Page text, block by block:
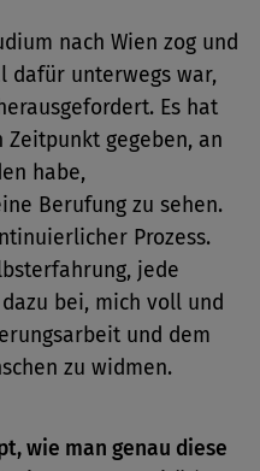
nach Wien zog und
dafür unterwegs war,
Es hat
gegeben, an
habe,
Berufung zu sehen.
Prozess.
jede
bei, mich voll und
und dem
zu widmen.
wie man genau diese